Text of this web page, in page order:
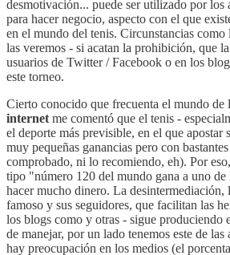
desmotivación... puede ser utilizado por los
para hacer negocio, aspecto con el que
en el mundo del tenis. Circunstancias como
las veremos - si acatan la prohibición, que
usuarios de Twitter / Facebook o en los
este torneo.
Cierto conocido que frecuenta el mundo de
internet me comentó que el tenis -
el deporte más previsible, en el que apostar
muy pequeñas ganancias pero con
comprobado, ni lo recomiendo, eh). Por
tipo "número 120 del mundo gana a uno de
hacer mucho dinero. La desintermediación,
famoso y sus seguidores, que facilitan las
los blogs como y otras - sigue produciendo
de manejar, por un lado tenemos este de las
hay preocupación en los medios (el